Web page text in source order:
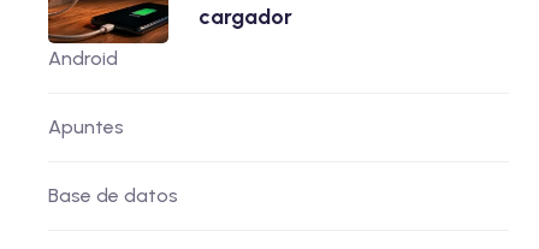
cargador
Android
Apuntes
Base de datos